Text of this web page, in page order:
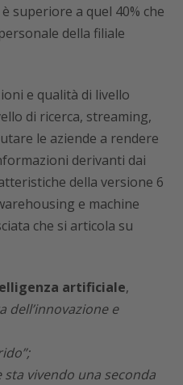
superiore a quel 40% che
della filiale
e qualità di livello
di ricerca, streaming,
le aziende a rendere
derivanti dai
della versione 6
e machine
che si articola su
artificiale,
dell’innovazione e
sta vivendo una seconda